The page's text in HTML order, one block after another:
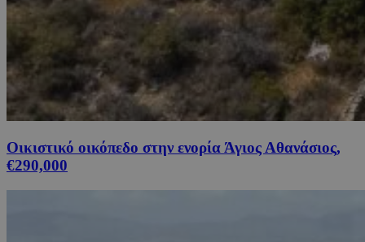
Οικιστικό οικόπεδο στην ενορία Άγιος Αθανάσιος,
€290,000